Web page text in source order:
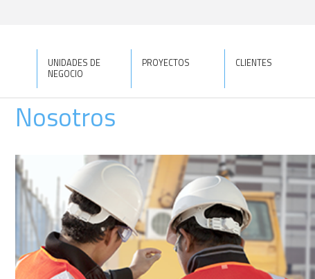
UNIDADES DE
NEGOCIO
PROYECTOS CLIENTES
Nosotros